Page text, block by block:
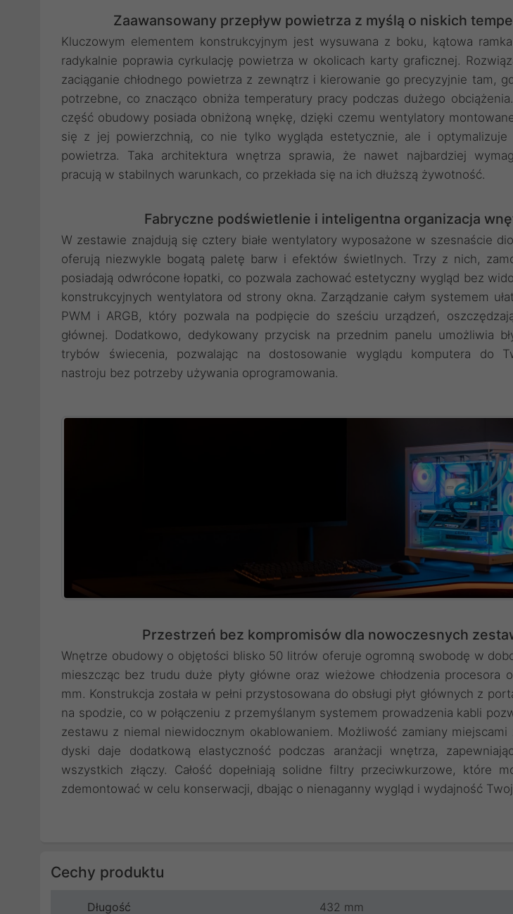
Zaawansowany przepływ powietrza z myślą o niskich
Kluczowym elementem konstrukcyjnym jest wysuwana z boku, kątowa
radykalnie poprawia cyrkulację powietrza w okolicach karty graficznej.
zaciąganie chłodnego powietrza z zewnątrz i kierowanie go precyzyjnie tam,
potrzebne, co znacząco obniża temperatury pracy podczas dużego
część obudowy posiada obniżoną wnękę, dzięki czemu wentylatory
się z jej powierzchnią, co nie tylko wygląda estetycznie, ale i optymalizuje
powietrza. Taka architektura wnętrza sprawia, że nawet najbardziej
pracują w stabilnych warunkach, co przekłada się na ich dłuższą żywotność.
Fabryczne podświetlenie i inteligentna organizacja
W zestawie znajdują się cztery białe wentylatory wyposażone w szesnaście
oferują niezwykle bogatą paletę barw i efektów świetlnych. Trzy z nich,
posiadają odwrócone łopatki, co pozwala zachować estetyczny wygląd bez
konstrukcyjnych wentylatora od strony okna. Zarządzanie całym systemem
PWM i ARGB, który pozwala na podpięcie do sześciu urządzeń,
głównej. Dodatkowo, dedykowany przycisk na przednim panelu umożliwia
trybów świecenia, pozwalając na dostosowanie wyglądu komputera do
nastroju bez potrzeby używania oprogramowania.
Przestrzeń bez kompromisów dla nowoczesnych
Wnętrze obudowy o objętości blisko 50 litrów oferuje ogromną swobodę w
mieszcząc bez trudu duże płyty główne oraz wieżowe chłodzenia procesora
mm. Konstrukcja została w pełni przystosowana do obsługi płyt głównych z
na spodzie, co w połączeniu z przemyślanym systemem prowadzenia kabli
zestawu z niemal niewidocznym okablowaniem. Możliwość zamiany miejscami
dyski daje dodatkową elastyczność podczas aranżacji wnętrza,
wszystkich złączy. Całość dopełniają solidne filtry przeciwkurzowe, które
zdemontować w celu konserwacji, dbając o nienaganny wygląd i wydajność
Cechy produktu
Długość 432 mm